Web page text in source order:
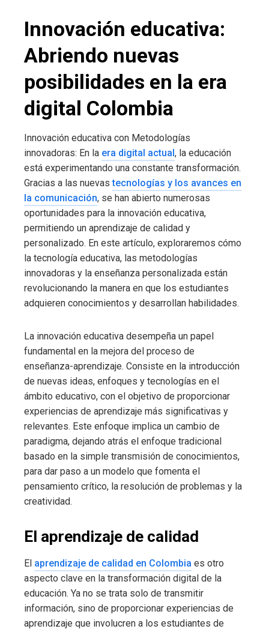
Innovación educativa:
Abriendo nuevas
posibilidades en la era
digital Colombia
Innovación educativa con Metodologías
innovadoras: En la era digital actual , la educación
está experimentando una constante transformación.
Gracias a las nuevastecnologías y los avances en
la comunicación, se han abierto numerosas
oportunidades para la innovación educativa,
permitiendo un aprendizaje de calidad y
personalizado. En este artículo, exploraremos cómo
la tecnología educativa, las metodologías
innovadoras y la enseñanza personalizada están
revolucionando la manera en que los estudiantes
adquieren conocimientos y desarrollan habilidades.
La innovación educativa desempeña un papel
fundamental en la mejora del proceso de
enseñanza-aprendizaje. Consiste en la introducción
de nuevas ideas, enfoques y tecnologías en el
ámbito educativo, con el objetivo de proporcionar
experiencias de aprendizaje más significativas y
relevantes. Este enfoque implica un cambio de
paradigma, dejando atrás el enfoque tradicional
basado en la simple transmisión de conocimientos,
para dar paso a un modelo que fomenta el
pensamiento crítico, la resolución de problemas y la
creatividad.
El aprendizaje de calidad
El aprendizaje de calidad en Colombia es otro
aspecto clave en la transformación digital de la
educación. Ya no se trata solo de transmitir
información, sino de proporcionar experiencias de
aprendizaje que involucren a los estudiantes de